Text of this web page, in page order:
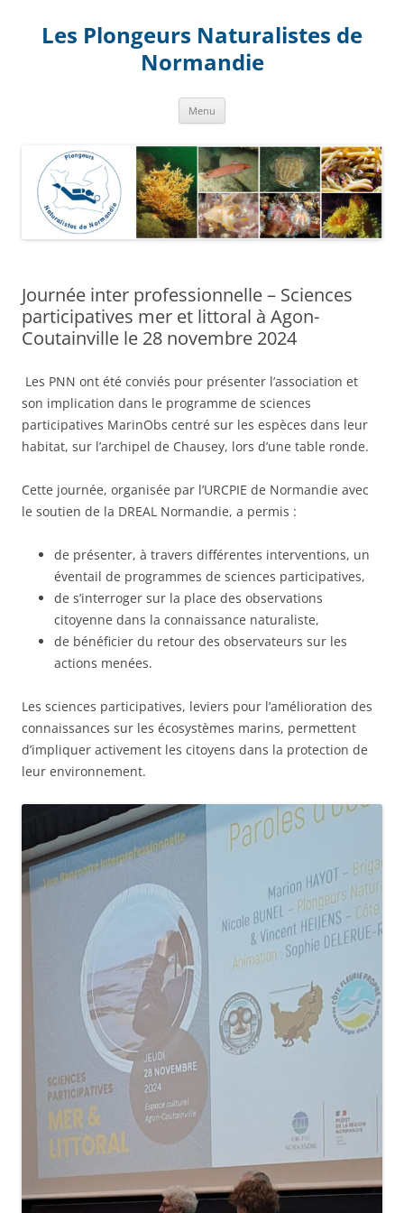
contenu
Les Plongeurs Naturalistes de
Normandie
Menu
Journée inter professionnelle – Sciences
participatives mer et littoral à Agon-
Coutainville le 28 novembre 2024
Les PNN ont été conviés pour présenter l’association et
son implication dans le programme de sciences
participatives MarinObs centré sur les espèces dans leur
habitat, sur l’archipel de Chausey, lors d’une table ronde.
Cette journée, organisée par l’URCPIE de Normandie avec
le soutien de la DREAL Normandie, a permis :
de présenter, à travers différentes interventions, un
éventail de programmes de sciences participatives,
de s’interroger sur la place des observations
citoyenne dans la connaissance naturaliste,
de bénéficier du retour des observateurs sur les
actions menées.
Les sciences participatives, leviers pour l’amélioration des
connaissances sur les écosystèmes marins, permettent
d’impliquer activement les citoyens dans la protection de
leur environnement.